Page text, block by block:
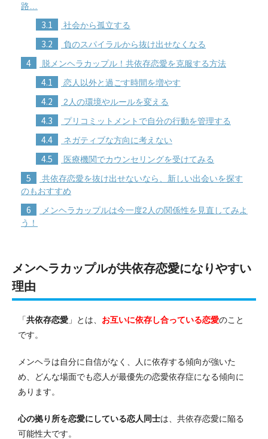
路…
3.1 社会から孤立する
3.2 負のスパイラルから抜け出せなくなる
4 脱メンヘラカップル！共依存恋愛を克服する方法
4.1 恋人以外と過ごす時間を増やす
4.2 2人の環境やルールを変える
4.3 プリコミットメントで自分の行動を管理する
4.4 ネガティブな方向に考えない
4.5 医療機関でカウンセリングを受けてみる
5
共依存恋愛を抜け出せないなら、新しい出会いを探す
のもおすすめ
6
メンヘラカップルは今一度2人の関係性を見直してみよ
う！
メンヘラカップルが共依存恋愛になりやすい
理由
「共依存恋愛 」とは、 お互いに依存し合っている恋愛のこと
です。
メンヘラは自分に自信がなく、人に依存する傾向が強いた
め、どんな場面でも恋人が最優先の恋愛依存症になる傾向に
あります。
心の拠り所を恋愛にしている恋人同士は、共依存恋愛に陥る
可能性大です。